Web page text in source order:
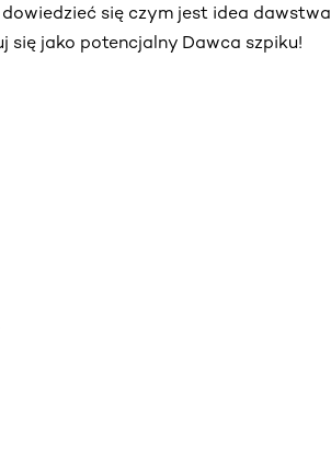
się czym jest idea dawstwa
się jako potencjalny Dawca szpiku!